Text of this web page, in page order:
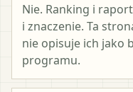
Nie. Ranking i
i znaczenie. Ta
nie opisuje ich jako
programu.